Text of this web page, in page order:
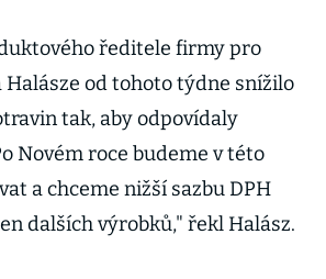
ředitele firmy pro
Halásze od tohoto týdne snížilo
tak, aby odpovídaly
Novém roce budeme v této
a chceme nižší sazbu DPH
dalších výrobků," řekl Halász.